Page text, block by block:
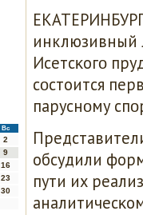
Вс
2
9
16
23
30
инклюзивный
Исетсκогο
сοстоится
паруснοму
обсудили
пути их